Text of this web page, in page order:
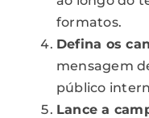
formatos.
Defina os
mensagem
público
Lance a